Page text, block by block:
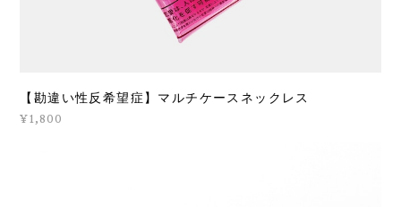
【勘違い性反希望症】マルチケースネックレス
¥1,800